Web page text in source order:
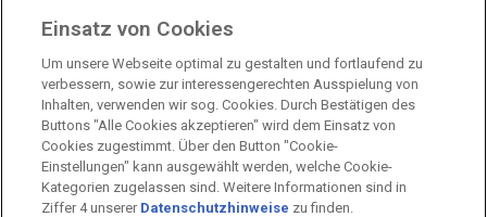
Verkauf und Versand
Kostenloser Versand:
Verkauf und Versand durch:
Verkauf Gutscheine durch:
Sicher einkaufen
Einsatz von Cookies
Um unsere Webseite optimal zu gestalten und fortlaufend zu
verbessern, sowie zur interessengerechten Ausspielung von
Inhalten, verwenden wir sog. Cookies. Durch Bestätigen des
Buttons "Alle Cookies akzeptieren" wird dem Einsatz von
Cookies zugestimmt. Über den Button "Cookie-
Einstellungen" kann ausgewählt werden, welche Cookie-
Kategorien zugelassen sind. Weitere Informationen sind in
Ziffer 4 unserer Datenschutzhinweise zu finden.